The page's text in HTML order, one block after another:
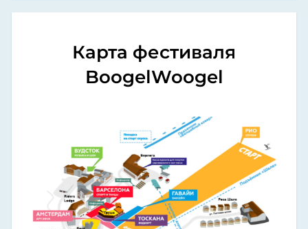
Карта фестиваля
BoogelWoogel